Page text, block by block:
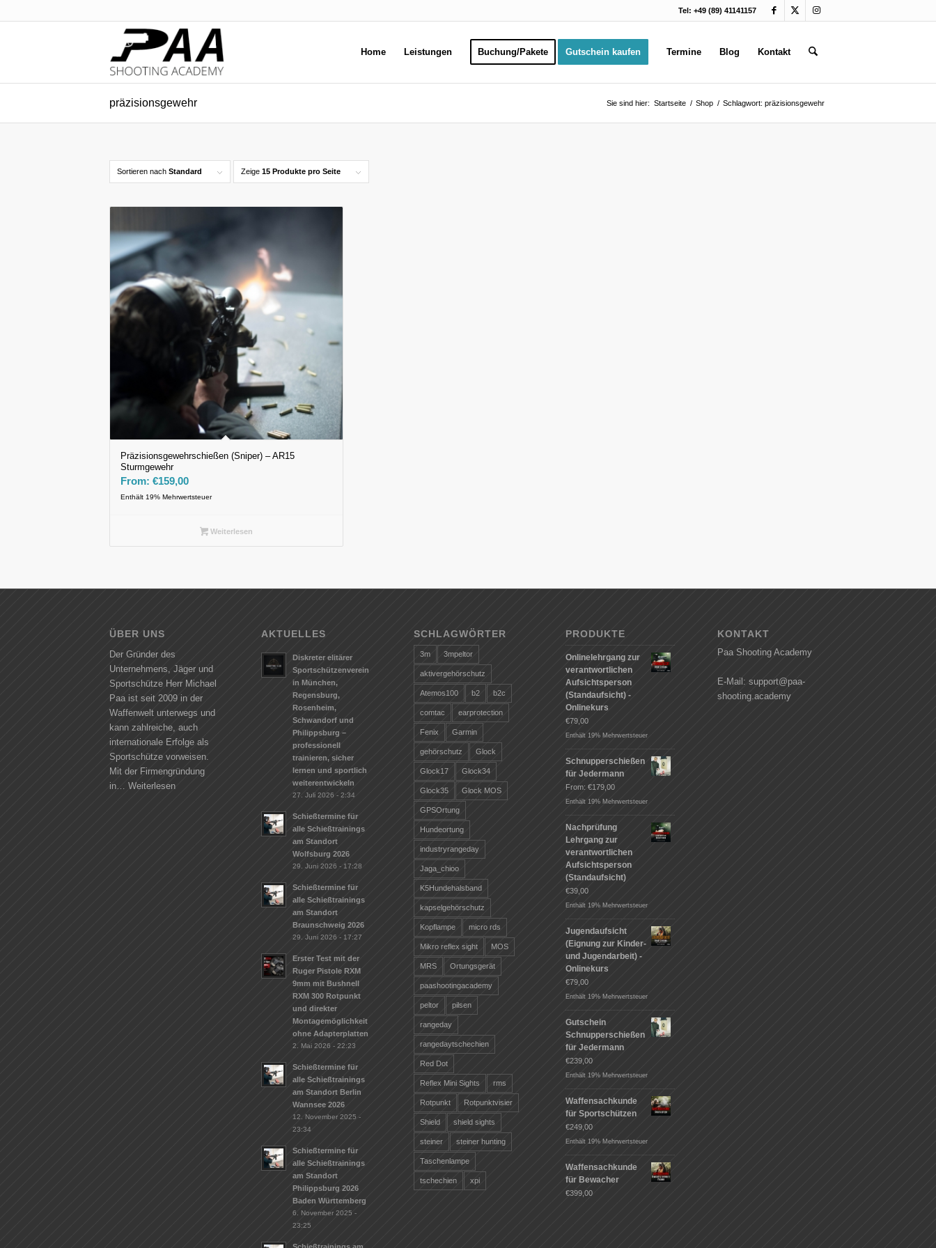
Tel: +49 (89) 41141157
Home Leistungen Buchung/Pakete Gutschein kaufen Termine Blog Kontakt
präzisionsgewehr Sie sind hier: Startseite / Shop / Schlagwort: präzisionsgewehr
Sortieren nach Standard Zeige 15 Produkte pro Seite
Präzisionsgewehrschießen (Sniper) – AR15
Sturmgewehr
From: €159,00
Enthält 19% Mehrwertsteuer
Weiterlesen
ÜBER UNS
Der Gründer des
Unternehmens, Jäger und
Sportschütze Herr Michael
Paa ist seit 2009 in der
Waffenwelt unterwegs und
kann zahlreiche, auch
internationale Erfolge als
Sportschütze vorweisen.
Mit der Firmengründung
in… Weiterlesen
AKTUELLES
Diskreter elitärer
Sportschützenverein
in München,
Regensburg,
Rosenheim,
Schwandorf und
Philippsburg –
professionell
trainieren, sicher
lernen und sportlich
weiterentwickeln
27. Juli 2026 - 2:34
Schießtermine für
alle Schießtrainings
am Standort
Wolfsburg 2026
29. Juni 2026 - 17:28
Schießtermine für
alle Schießtrainings
am Standort
Braunschweig 2026
29. Juni 2026 - 17:27
Erster Test mit der
Ruger Pistole RXM
9mm mit Bushnell
RXM 300 Rotpunkt
und direkter
Montagemöglichkeit
ohne Adapterplatten
2. Mai 2026 - 22:23
Schießtermine für
alle Schießtrainings
am Standort Berlin
Wannsee 2026
12. November 2025 -
23:34
Schießtermine für
alle Schießtrainings
am Standort
Philippsburg 2026
Baden Württemberg
6. November 2025 -
23:25
SCHLAGWÖRTER
3m 3mpeltor
aktivergehörschutz
Atemos100 b2 b2c
comtac earprotection
Fenix Garmin
gehörschutz Glock
Glock17 Glock34
Glock35 Glock MOS
GPSOrtung
Hundeortung
industryrangeday
Jaga_chioo
K5Hundehalsband
kapselgehörschutz
Kopflampe micro rds
Mikro reflex sight MOS
MRS Ortungsgerät
paashootingacademy
peltor pilsen
rangeday
rangedaytschechien
Red Dot
Reflex Mini Sights rms
Rotpunkt Rotpunktvisier
Shield shield sights
steiner steiner hunting
Taschenlampe
tschechien xpi
PRODUKTE
Onlinelehrgang zur
verantwortlichen
Aufsichtsperson
(Standaufsicht) -
Onlinekurs
€79,00
Enthält 19% Mehrwertsteuer
Schnupperschießen
für Jedermann
From:€179,00
Enthält 19% Mehrwertsteuer
Nachprüfung
Lehrgang zur
verantwortlichen
Aufsichtsperson
(Standaufsicht)
€39,00
Enthält 19% Mehrwertsteuer
Jugendaufsicht
(Eignung zur Kinder-
und Jugendarbeit) -
Onlinekurs
€79,00
Enthält 19% Mehrwertsteuer
Gutschein
Schnupperschießen
für Jedermann
€239,00
Enthält 19% Mehrwertsteuer
Waffensachkunde
für Sportschützen
€249,00
Enthält 19% Mehrwertsteuer
Waffensachkunde
für Bewacher
€399,00
KONTAKT
Paa Shooting Academy
E-Mail: support@paa-
shooting.academy